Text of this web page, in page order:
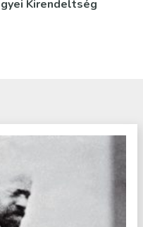
Kirendeltség